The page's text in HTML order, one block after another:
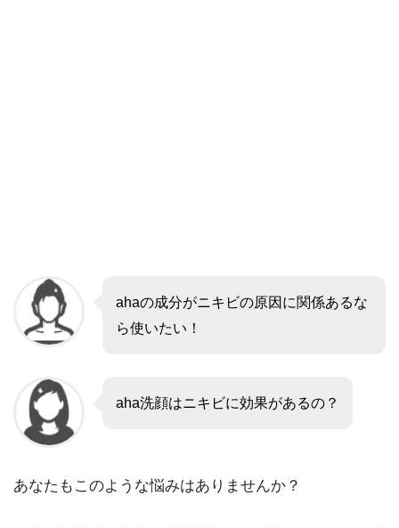
ahaの成分がニキビの原因に関係あるな
ら使いたい！
aha洗顔はニキビに効果があるの？
あなたもこのような悩みはありませんか？